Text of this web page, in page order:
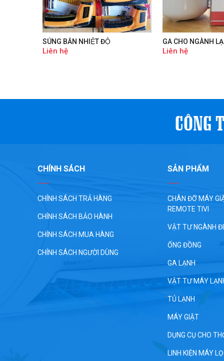
SÚNG BẮN NHIỆT ĐỘ
Liên hệ
GA CHO NGÀNH
Liên hệ
CÔNG
CHÍNH SÁCH
CHÍNH SÁCH TRẢ HÀNG
CHÍNH SÁCH BẢO HÀNH
CHÍNH SÁCH MUA HÀNG
CHÍNH SÁCH NGƯỜI DÙNG
SẢN PHẨM
CHÂN ĐỠ MÁY
REMOTE TIVI
VẬT TƯ NGÀNH
ỐNG ĐỒNG
GA LẠNH
VẬT TƯ MÁY
TỦ LẠNH
MÁY GIẶT
DỤNG CỤ CHO
LINH KIỆN MÁY